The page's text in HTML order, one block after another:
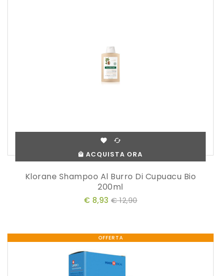
ACQUISTA ORA
Klorane Shampoo Al Burro Di Cupuacu Bio
200ml
€ 8,93 € 12,90
OFFERTA